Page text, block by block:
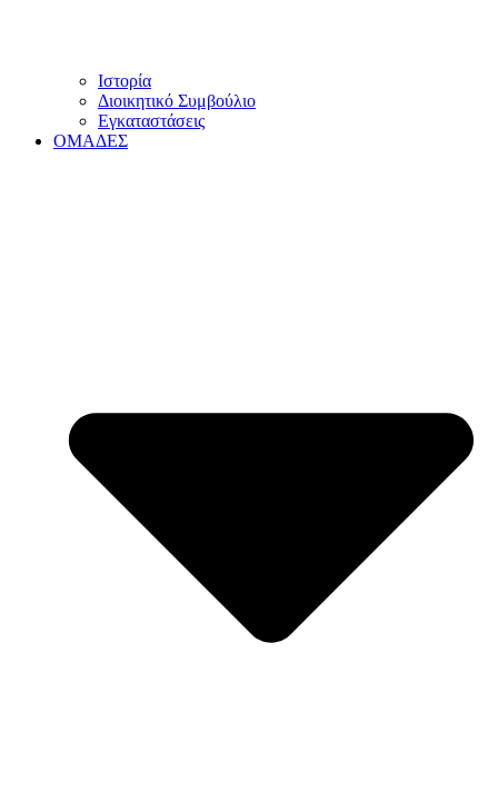
Ιστορία
Διοικητικό Συμβούλιο
Εγκαταστάσεις
ΟΜΑΔΕΣ